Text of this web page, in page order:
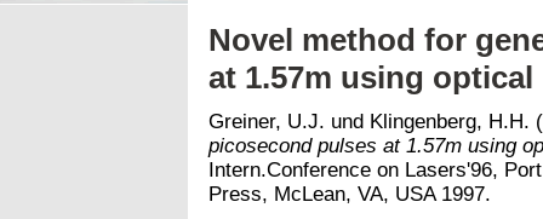
Novel method for
at 1.57m using
Greiner, U.J. und Klingenberg, H.H.
picosecond pulses at 1.57m using
Intern.Conference on Lasers'96,
Press, McLean, VA, USA 1997.